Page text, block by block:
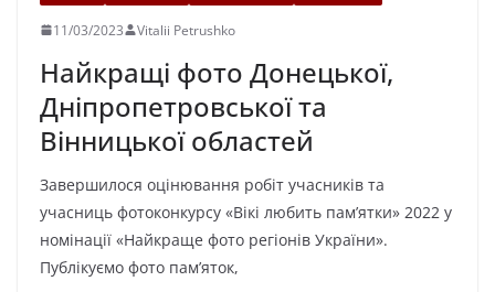
11/03/2023 Vitalii Petrushko
Найкращі фото Донецької,
Дніпропетровської та
Вінницької областей
Завершилося оцінювання робіт учасників та
учасниць фотоконкурсу «Вікі любить памʼятки» 2022 у
номінації «Найкраще фото регіонів України».
Публікуємо фото пам’яток,